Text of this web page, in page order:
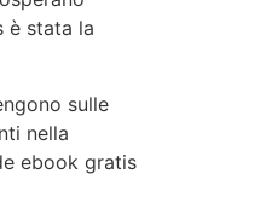
è stata la
sulle
nella
ebook gratis